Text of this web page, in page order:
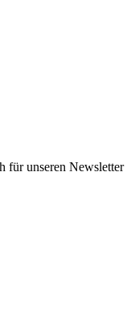
für unseren Newsletter